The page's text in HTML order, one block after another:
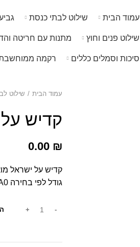
עמוד הבית שילוט לבתי כנסת
שילוט פנים וחוץ מתנות עם חריטה
סיכות וסמלים כללים רקמה
עמוד הבית
שילוט
קדיש על
0.00 ₪
קדיש על ישראל
גודל לפי בחירה A2 | A1 | A0